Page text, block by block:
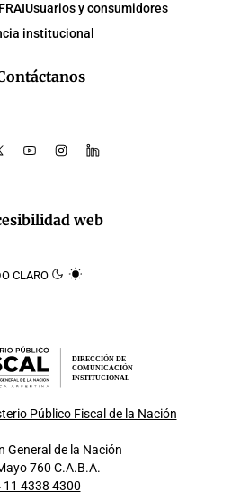
web
CLARO
Usuarios y consumidores
institucional
DIRECCIÓN DE
COMUNICACIÓN
INSTITUCIONAL
Público Fiscal de la Nación
General de la Nación
760 C.A.B.A.
11 4338 4300